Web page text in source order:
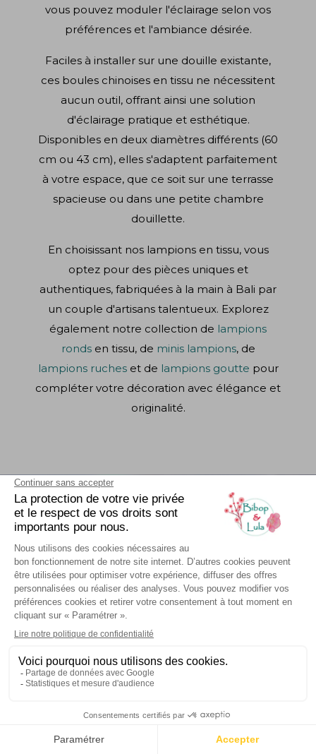
vous pouvez moduler l'éclairage selon vos
préférences et l'ambiance désirée.
Faciles à installer sur une douille existante,
ces boules chinoises en tissu ne nécessitent
aucun outil, offrant ainsi une solution
d'éclairage pratique et esthétique.
Disponibles en deux diamètres différents (60
cm ou 43 cm), elles s'adaptent parfaitement
à votre espace, que ce soit sur une terrasse
spacieuse ou dans une petite chambre
douillette.
En choisissant nos lampions en tissu, vous
optez pour des pièces uniques et
authentiques, fabriquées à la main à Bali par
un couple d'artisans talentueux. Explorez
également notre collection de lampions
rondsen tissu, de minis lampions, de
lampions rucheset de lampions goutte pour
compléter votre décoration avec élégance et
originalité.
Lettre d'information
Restons en contact !
En soumettant ce formulaire, vous consentez à ce
que vos données personnelles soient traitées afin de
répondre à votre demande. Pour plus d’informations,
confidentialité.